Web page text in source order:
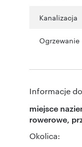
Kanalizacja
Ogrzewanie
Informacje
miejsce
rowerowe,
Okolica: